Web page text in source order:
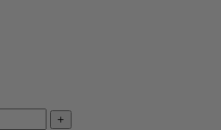
+